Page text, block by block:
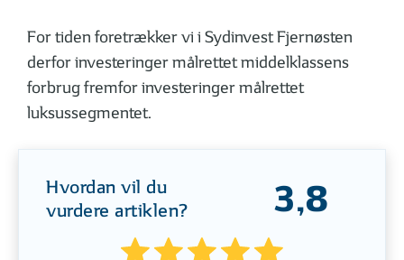
For tiden foretrækker vi i Sydinvest Fjernøsten
derfor investeringer målrettet middelklassens
forbrug fremfor investeringer målrettet
luksussegmentet.
Hvordan vil du
vurdere artiklen?
3,8